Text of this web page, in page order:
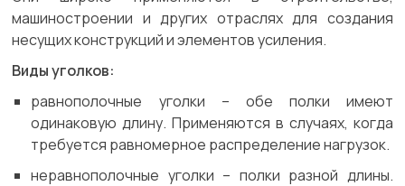
машиностроении и других отраслях для создания
несущих конструкций и элементов усиления.
Виды уголков:
равнополочные уголки – обе полки имеют
одинаковую длину. Применяются в случаях, когда
требуется равномерное распределение нагрузок.
неравнополочные уголки – полки разной длины.